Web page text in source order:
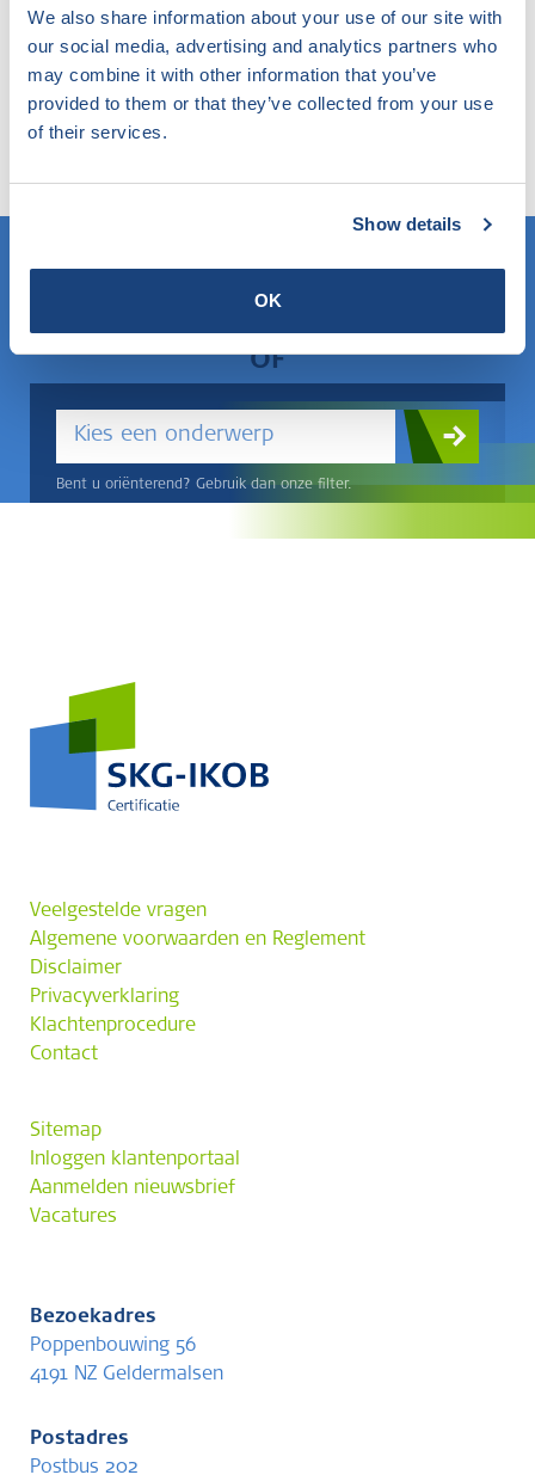
We also share information about your use of our site with
our social media, advertising and analytics partners who
may combine it with other information that you’ve
provided to them or that they’ve collected from your use
of their services.
Show details
OK
Niet gevonden wat u zocht?
Probeer onze slimme filter eens. Hier zoekt u in de
website op elk gewenst onderwerp en komt u te
OF
Kies een onderwerp
Bent u oriënterend? Gebruik dan onze filter.
Veelgestelde vragen
Algemene voorwaarden en Reglement
Disclaimer
Privacyverklaring
Klachtenprocedure
Contact
Sitemap
Inloggen klantenportaal
Aanmelden nieuwsbrief
Vacatures
Bezoekadres
Poppenbouwing 56
4191 NZ Geldermalsen
Postadres
Postbus 202